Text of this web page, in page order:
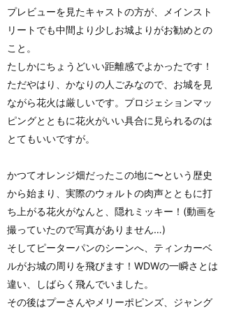
プレビューを見たキャストの方が、メインスト
リートでも中間より少しお城よりがお勧めとの
こと。
たしかにちょうどいい距離感でよかったです！
ただやはり、かなりの人ごみなので、お城を見
ながら花火は厳しいです。プロジェションマッ
ピングとともに花火がいい具合に見られるのは
とてもいいですが。
かつてオレンジ畑だったこの地に〜という歴史
から始まり、実際のウォルトの肉声とともに打
ち上がる花火がなんと、隠れミッキー！(動画を
撮っていたので写真がありません…)
そしてピーターパンのシーンへ、ティンカーベ
ルがお城の周りを飛びます！WDWの一瞬さとは
違い、しばらく飛んでいました。
その後はプーさんやメリーポピンズ、ジャング